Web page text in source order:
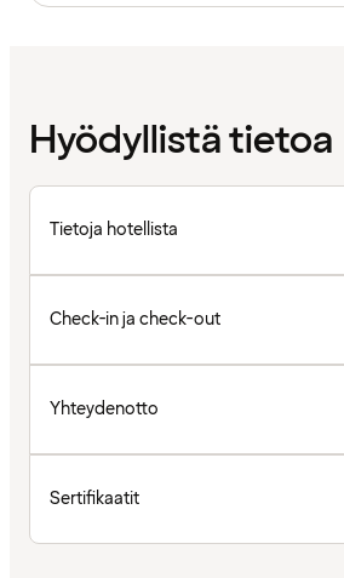
Hyödyllistä tietoa
Tietoja hotellista
Check-in ja check-out
Yhteydenotto
Sertifikaatit